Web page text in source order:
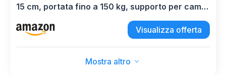
15 cm, portata fino a 150 kg, supporto per cam,
pad integrato a 3 pinze, doppia pagaia
regolabile, accessori completi, Verde Menta
Visualizza offerta
Mostra altro